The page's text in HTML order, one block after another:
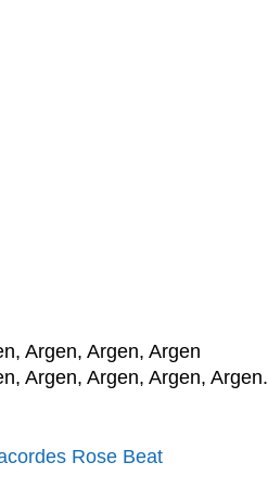
Argen, Argen, Argen
Argen, Argen, Argen, Argen.
Rose Beat